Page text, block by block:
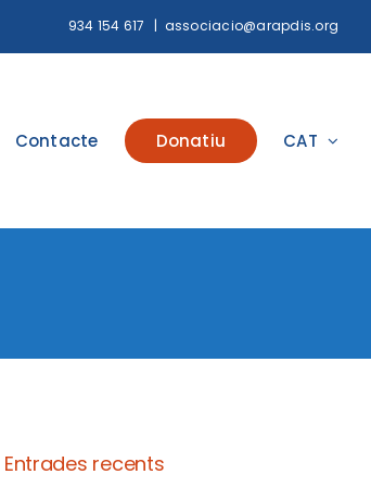
934 154 617 | associacio@arapdis.org
Contacte Donatiu CAT
Entrades recents